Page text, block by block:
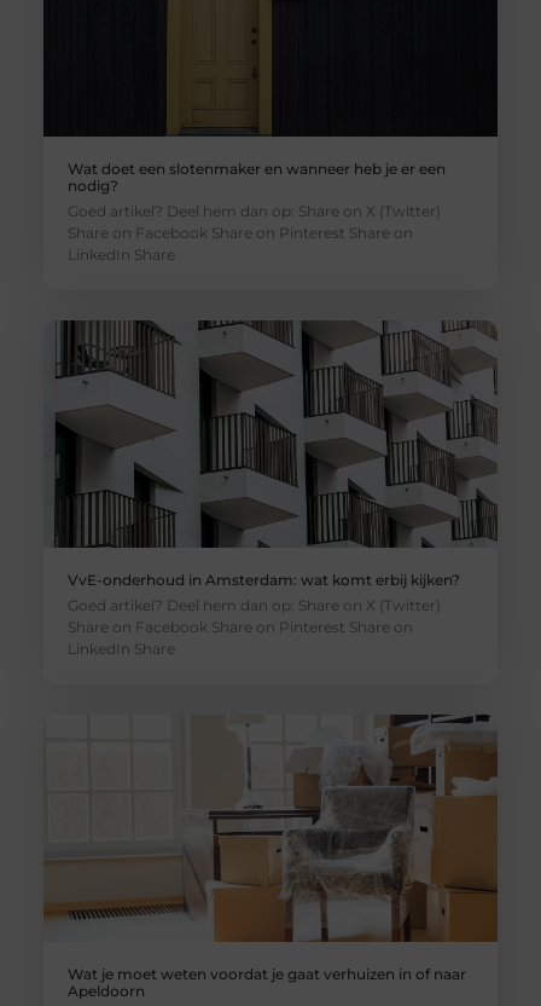
Wat doet een slotenmaker en wanneer heb je er een
nodig?
Goed artikel? Deel hem dan op: Share on X (Twitter)
Share on Facebook Share on Pinterest Share on
LinkedIn Share
VvE-onderhoud in Amsterdam: wat komt erbij kijken?
Goed artikel? Deel hem dan op: Share on X (Twitter)
Share on Facebook Share on Pinterest Share on
LinkedIn Share
Wat je moet weten voordat je gaat verhuizen in of naar
Apeldoorn